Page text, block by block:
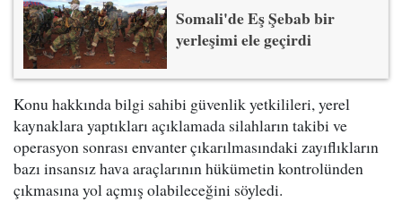
Somali'de Eş Şebab bir
yerleşimi ele geçirdi
Konu hakkında bilgi sahibi güvenlik yetkilileri, yerel
kaynaklara yaptıkları açıklamada silahların takibi ve
operasyon sonrası envanter çıkarılmasındaki zayıflıkların
bazı insansız hava araçlarının hükümetin kontrolünden
çıkmasına yol açmış olabileceğini söyledi.